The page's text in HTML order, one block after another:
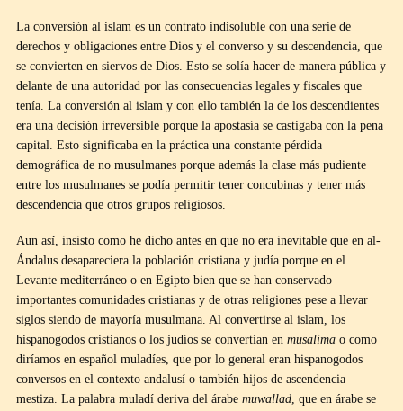
La conversión al islam es un contrato indisoluble con una serie de
derechos y obligaciones entre Dios y el converso y su descendencia, que
se convierten en siervos de Dios. Esto se solía hacer de manera pública y
delante de una autoridad por las consecuencias legales y fiscales que
tenía. La conversión al islam y con ello también la de los descendientes
era una decisión irreversible porque la apostasía se castigaba con la pena
capital. Esto significaba en la práctica una constante pérdida
demográfica de no musulmanes porque además la clase más pudiente
entre los musulmanes se podía permitir tener concubinas y tener más
descendencia que otros grupos religiosos.
Aun así, insisto como he dicho antes en que no era inevitable que en al-
Ándalus desapareciera la población cristiana y judía porque en el
Levante mediterráneo o en Egipto bien que se han conservado
importantes comunidades cristianas y de otras religiones pese a llevar
siglos siendo de mayoría musulmana. Al convertirse al islam, los
hispanogodos cristianos o los judíos se convertían en musalima o como
diríamos en español muladíes, que por lo general eran hispanogodos
conversos en el contexto andalusí o también hijos de ascendencia
mestiza. La palabra muladí deriva del árabe muwallad, que en árabe se